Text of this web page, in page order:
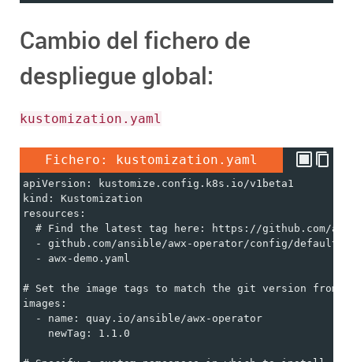
Cambio del fichero de
despliegue global:
kustomization.yaml
Fichero: kustomization.yaml
apiVersion: kustomize.config.k8s.io/v1beta1
kind: Kustomization
resources:
# Find the latest tag here: https://github.com/
- github.com/ansible/awx-operator/config/
  - awx-demo.yaml
# Set the image tags to match the git version from
images:
  - name: quay.io/ansible/awx-operator
    newTag: 1.1.0